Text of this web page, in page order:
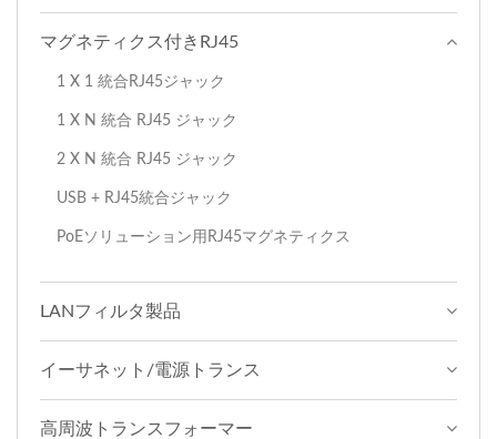
マグネティクス付きRJ45
1 X 1 統合RJ45ジャック
1 X N 統合 RJ45 ジャック
2 X N 統合 RJ45 ジャック
USB + RJ45統合ジャック
PoEソリューション用RJ45マグネティクス
LANフィルタ製品
イーサネット/電源トランス
高周波トランスフォーマー